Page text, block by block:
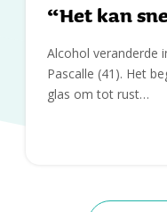
“Het kan
Alcohol veranderde
Pascalle (41). Het
glas om tot rust…